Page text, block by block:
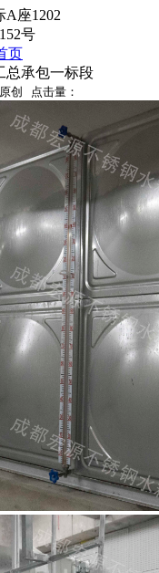
A座1202
号
页
总承包一标段
创 点击量：